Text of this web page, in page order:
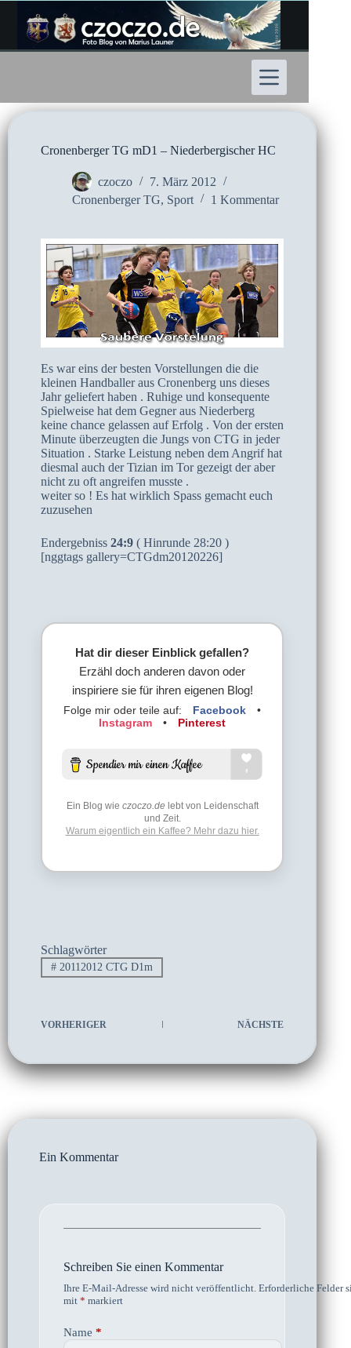
Inhalt
springen
Cronenberger TG mD1 – Niederbergischer HC
czoczo
7. März 2012
Cronenberger TG, Sport 1 Kommentar
Es war eins der besten Vorstellungen die die
kleinen Handballer aus Cronenberg uns dieses
Jahr geliefert haben . Ruhige und konsequente
Spielweise hat dem Gegner aus Niederberg
keine chance gelassen auf Erfolg . Von der ersten
Minute überzeugten die Jungs von CTG in jeder
Situation . Starke Leistung neben dem Angrif hat
diesmal auch der Tizian im Tor gezeigt der aber
nicht zu oft angreifen musste .
weiter so ! Es hat wirklich Spass gemacht euch
zuzusehen
Endergebniss 24:9 ( Hinrunde 28:20 )
[nggtags gallery=CTGdm20120226]
Hat dir dieser Einblick gefallen?
Erzähl doch anderen davon oder
inspiriere sie für ihren eigenen Blog!
Folge mir oder teile auf: Facebook
•
Instagram
• Pinterest
Ein Blog wie czoczo.delebt von Leidenschaft
und Zeit.
Warum eigentlich ein Kaffee? Mehr dazu hier.
Schlagwörter
#20112012 CTG D1m
VORHERIGER NÄCHSTE
Ein Kommentar
Schreiben Sie einen Kommentar
Ihre E-Mail-Adresse wird nicht veröffentlicht. Erforderliche Felder
mit * markiert
Name *